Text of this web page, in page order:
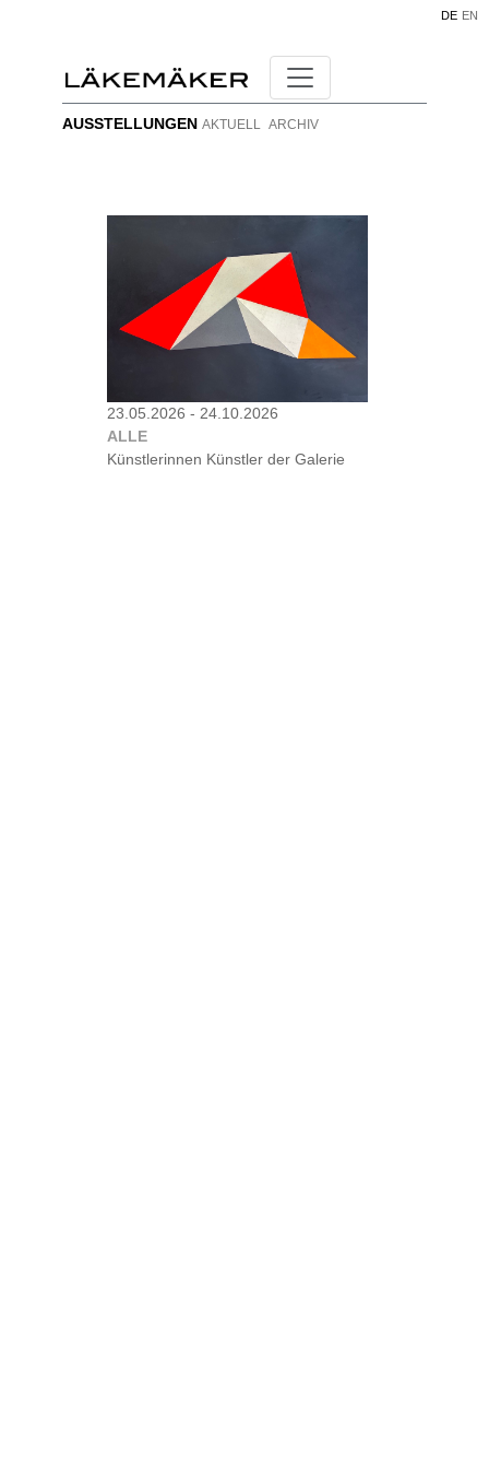
DE EN
AUSSTELLUNGEN AKTUELL ARCHIV
23.05.2026 - 24.10.2026
ALLE
Künstlerinnen Künstler der Galerie